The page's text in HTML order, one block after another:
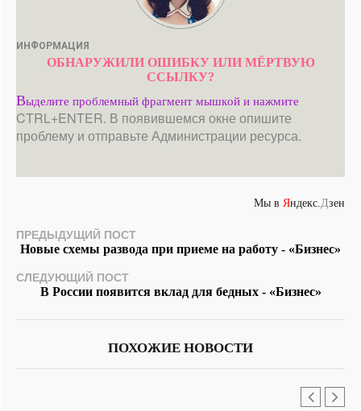
ИНФОРМАЦИЯ
ОБНАРУЖИЛИ ОШИБКУ ИЛИ МЁРТВУЮ
ССЫЛКУ?
Выделите проблемный фрагмент мышкой и нажмите
CTRL+ENTER. В появившемся окне опишите
проблему и отправьте Администрации ресурса.
Мы в Яндекс. Дзен
ПРЕДЫДУЩИЙ ПОСТ
Новые схемы развода при приеме на работу - «Бизнес»
СЛЕДУЮЩИЙ ПОСТ
В России появится вклад для бедных - «Бизнес»
ПОХОЖИЕ НОВОСТИ